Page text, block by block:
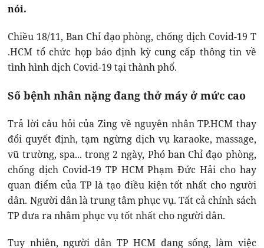
nói.
Chiều 18/11, Ban Chỉ đạo phòng, chống dịch Covid-19 T
.HCM tổ chức họp báo định kỳ cung cấp thông tin về
tình hình dịch Covid-19 tại thành phố.
Số bệnh nhân nặng đang thở máy ở mức cao
Trả lời câu hỏi của Zing về nguyên nhân TP.HCM thay
đổi quyết định, tạm ngừng dịch vụ karaoke, massage,
vũ trường, spa... trong 2 ngày, Phó ban Chỉ đạo phòng,
chống dịch Covid-19 TP HCM Phạm Đức Hải cho hay
quan điểm của TP là tạo điều kiện tốt nhất cho người
dân. Người dân là trung tâm phục vụ. Tất cả chính sách
TP đưa ra nhằm phục vụ tốt nhất cho người dân.
Tuy nhiên, người dân TP HCM đang sống, làm việc